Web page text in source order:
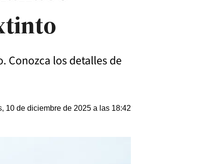
Conozca los detalles de
10 de diciembre de 2025 a las 18:42